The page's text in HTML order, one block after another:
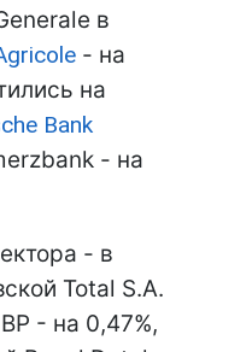
в
- на
на
Bank
- на
- в
Total S.A.
- на 0,47%,